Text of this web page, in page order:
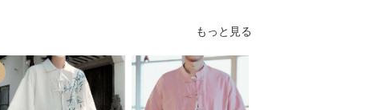
もっと見る